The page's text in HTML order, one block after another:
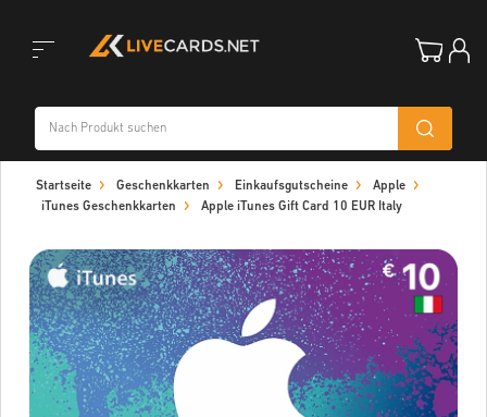
navigation
Startseite Geschenkkarten Einkaufsgutscheine
Apple
iTunes Geschenkkarten
Apple iTunes Gift Card 10 EUR Italy